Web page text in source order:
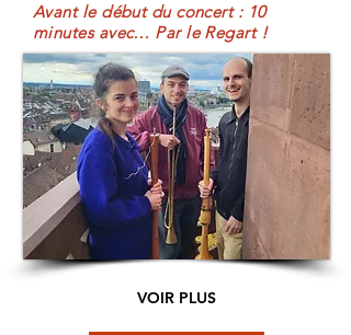
Avant le début du concert : 10
minutes avec… Par le Regart !
VOIR PLUS